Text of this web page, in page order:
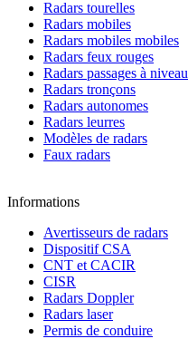
Radars tourelles
Radars mobiles
Radars mobiles mobiles
Radars feux rouges
Radars passages à niveau
Radars tronçons
Radars autonomes
Radars leurres
Modèles de radars
Faux radars
Informations
Avertisseurs de radars
Dispositif CSA
CNT et CACIR
CISR
Radars Doppler
Radars laser
Permis de conduire